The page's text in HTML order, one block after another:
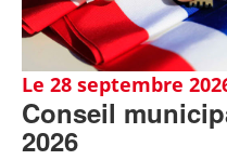
Le 28 septembre
Conseil
2026